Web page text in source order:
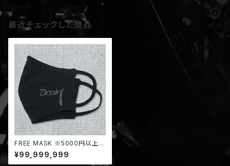
最近チェックした商品
FREE MASK ※5000円以上お
買い上げで1枚無料
¥99,999,999